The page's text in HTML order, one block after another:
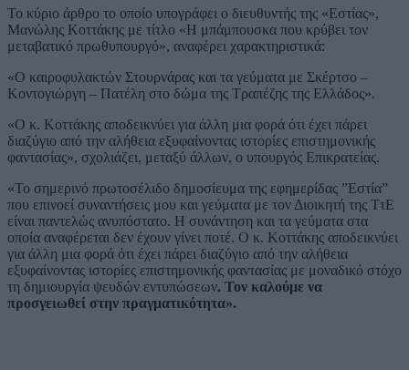
Το κύριο άρθρο το οποίο υπογράφει ο διευθυντής της «Εστίας»,
Μανώλης Κοττάκης με τίτλο «Η μπάμπουσκα που κρύβει τον
μεταβατικό πρωθυπουργό», αναφέρει χαρακτηριστικά:
«Ο καιροφυλακτών Στουρνάρας και τα γεύματα με Σκέρτσο –
Κοντογιώργη – Πατέλη στο δώμα της Τραπέζης της Ελλάδος».
«Ο κ. Κοττάκης αποδεικνύει για άλλη μια φορά ότι έχει πάρει
διαζύγιο από την αλήθεια εξυφαίνοντας ιστορίες επιστημονικής
φαντασίας», σχολιάζει, μεταξύ άλλων, ο υπουργός Επικρατείας.
«Το σημερινό πρωτοσέλιδο δημοσίευμα της εφημερίδας ”Εστία”
που επινοεί συναντήσεις μου και γεύματα με τον Διοικητή της ΤτΕ
είναι παντελώς ανυπόστατο. Η συνάντηση και τα γεύματα στα
οποία αναφέρεται δεν έχουν γίνει ποτέ. Ο κ. Κοττάκης αποδεικνύει
για άλλη μια φορά ότι έχει πάρει διαζύγιο από την αλήθεια
εξυφαίνοντας ιστορίες επιστημονικής φαντασίας με μοναδικό στόχο
τη δημιουργία ψευδών εντυπώσεων. Τον καλούμε να
προσγειωθεί στην πραγματικότητα».